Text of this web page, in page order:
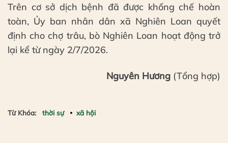
Trên cơ sở dịch bệnh đã được khống chế hoàn
toàn, Ủy ban nhân dân xã Nghiên Loan quyết
định cho chợ trâu, bò Nghiên Loan hoạt động trở
lại kể từ ngày 2/7/2026.
Nguyên Hương (Tổng hợp)
Từ Khóa: thời sự xã hội